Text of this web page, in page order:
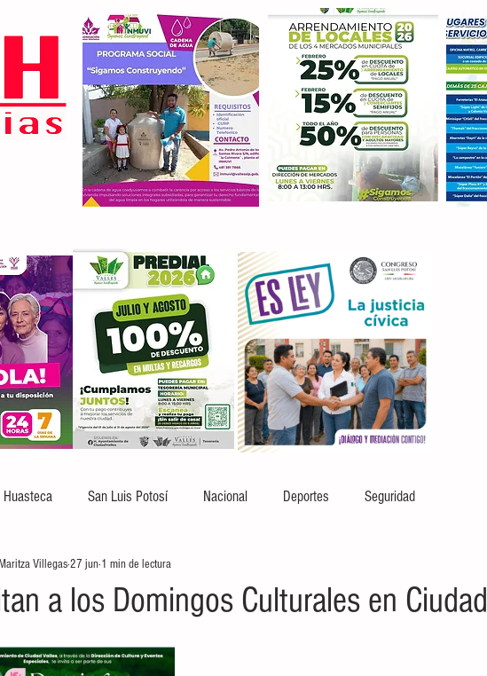
Huasteca San Luis Potosí Nacional Deportes Seguridad
a los Domingos Culturales en Ciudad
Villegas27 jun 1 min de lectura